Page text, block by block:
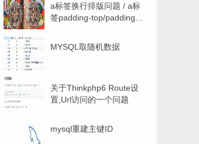
a标签换行排版问题 / a标
签padding-top/padding-
MYSQL取随机数据
关于Thinkphp6 Route设
置,Url访问的一个问题
mysql重建主键ID